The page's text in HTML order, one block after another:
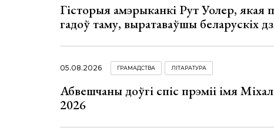
Гісторыя амэрыканкі Рут Уолер,
гадоў таму, выратаваўшы беларускіх
05.08.2026 ГРАМАДСТВА ЛІТАРАТУРА
Абвешчаны доўгі спіс прэміі імя
2026